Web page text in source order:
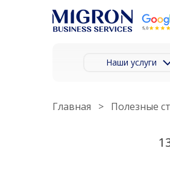
Наши услуги
Главная Полезные